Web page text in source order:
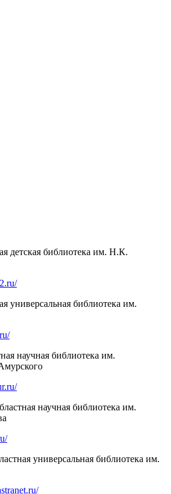
детская библиотека им. Н.К.
универсальная библиотека им.
научная библиотека им.
научная библиотека им.
универсальная библиотека им.